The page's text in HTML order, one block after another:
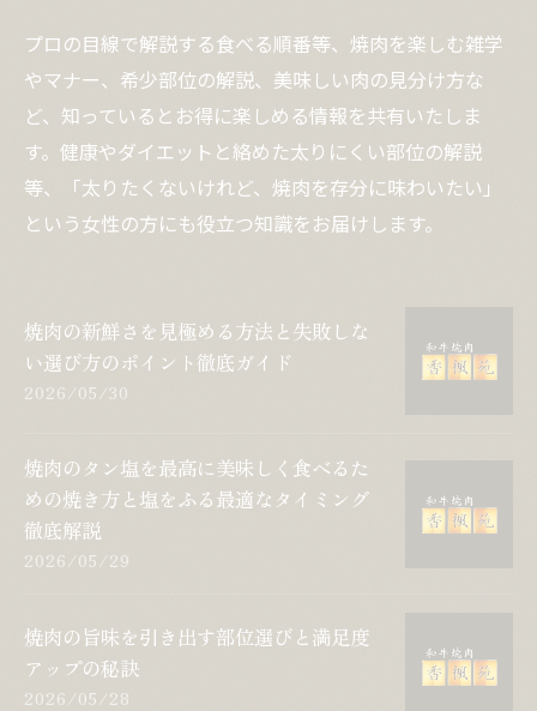
プロの目線で解説する食べる順番等、焼肉を楽しむ雑学
やマナー、希少部位の解説、美味しい肉の見分け方な
ど、知っているとお得に楽しめる情報を共有いたしま
す。健康やダイエットと絡めた太りにくい部位の解説
等、「太りたくないけれど、焼肉を存分に味わいたい」
という女性の方にも役立つ知識をお届けします。
焼肉の新鮮さを見極める方法と失敗しな
い選び方のポイント徹底ガイド
2026/05/30
焼肉のタン塩を最高に美味しく食べるた
めの焼き方と塩をふる最適なタイミング
徹底解説
2026/05/29
焼肉の旨味を引き出す部位選びと満足度
アップの秘訣
2026/05/28